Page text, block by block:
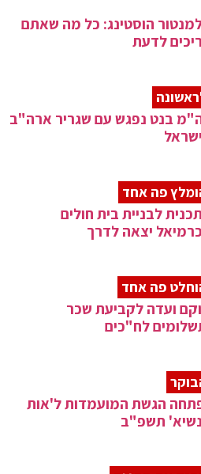
הוסטינג: כל מה שאתם
לדעת
בנט נפגש עם שגריר ארה"ב
פה אחד
לבניית בית חולים
יצאה לדרך
פה אחד
ועדה לקביעת שכר
לח"כים
הגשת המועמדות ל'אות
תשפ"ב